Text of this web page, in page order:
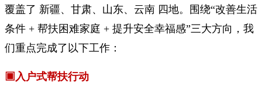
覆盖了 新疆、甘肃、山东、云南 四地。围绕“改善生活
条件 + 帮扶困难家庭 + 提升安全幸福感”三大方向，我
们重点完成了以下工作：
▣入户式帮扶行动